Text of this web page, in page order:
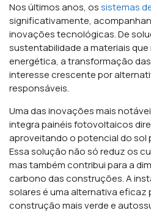
Nos últimos anos, ossistemas
significativamente,
inovações tecnológicas. De
sustentabilidade a materiais
energética, a transformação
interesse crescente por
responsáveis.
Uma das inovações mais
integra painéis fotovoltaicos
aproveitando o potencial do sol
Essa solução não só reduz os
mas também contribui para a
carbono das construções. A
solares é uma alternativa eficaz
construção mais verde e